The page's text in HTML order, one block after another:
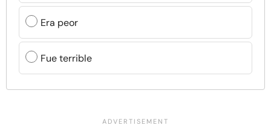
Era peor
Fue terrible